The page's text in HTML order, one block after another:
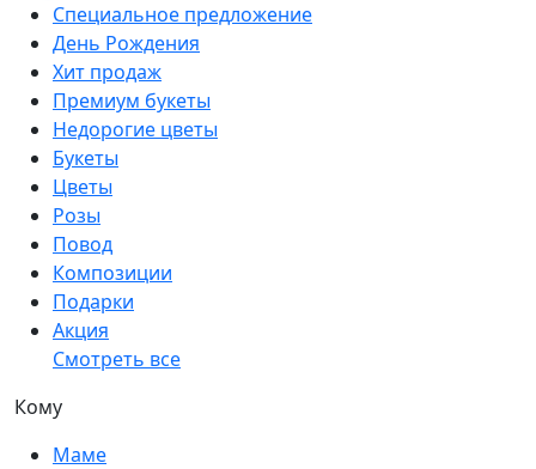
Специальное предложение
День Рождения
Хит продаж
Премиум букеты
Недорогие цветы
Букеты
Цветы
Розы
Повод
Композиции
Подарки
Акция
Смотреть все
Кому
Маме